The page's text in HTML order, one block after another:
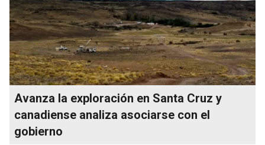
Avanza la exploración en Santa Cruz y
canadiense analiza asociarse con el
gobierno